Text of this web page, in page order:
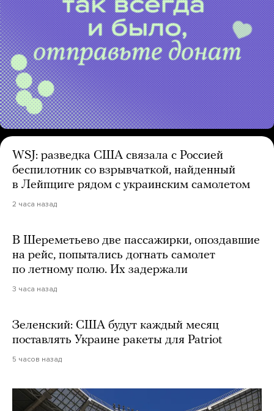
WSJ: разведка США связала с Россией
беспилотник со взрывчаткой, найденный
в Лейпциге рядом с украинским самолетом
2 часа назад
В Шереметьево две пассажирки, опоздавшие
на рейс, попытались догнать самолет
по летному полю. Их задержали
3 часа назад
Зеленский: США будут каждый месяц
поставлять Украине ракеты для Patriot
5 часов назад